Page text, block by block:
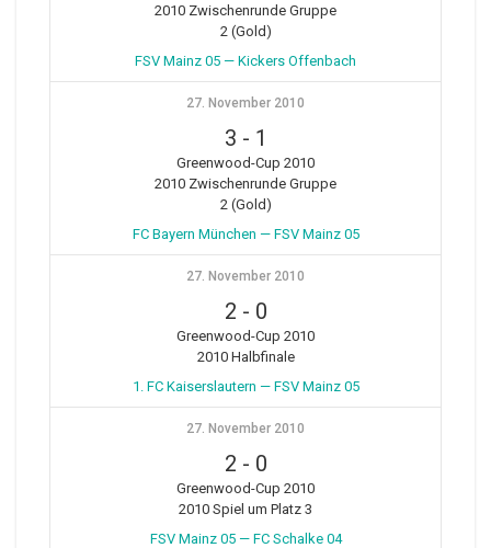
2010 Zwischenrunde Gruppe
2 (Gold)
FSV Mainz 05 — Kickers Offenbach
27. November 2010
3 - 1
Greenwood-Cup 2010
2010 Zwischenrunde Gruppe
2 (Gold)
FC Bayern München — FSV Mainz 05
27. November 2010
2 - 0
Greenwood-Cup 2010
2010 Halbfinale
1. FC Kaiserslautern — FSV Mainz 05
27. November 2010
2 - 0
Greenwood-Cup 2010
2010 Spiel um Platz 3
FSV Mainz 05 — FC Schalke 04